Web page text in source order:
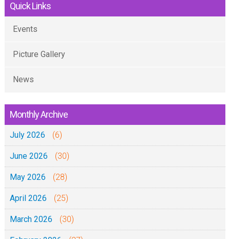
Quick Links
Events
Picture Gallery
News
Monthly Archive
July 2026 (6)
June 2026 (30)
May 2026 (28)
April 2026 (25)
March 2026 (30)